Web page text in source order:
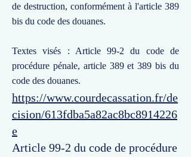
de destruction, conformément à l'article 389
bis du code des douanes.
Textes visés : Article 99-2 du code de
procédure pénale, article 389 et 389 bis du
code des douanes.
https://www.courdecassation.fr/de
cision/613fdba5a82ac8bc8914226
e
Article 99-2 du code de procédure